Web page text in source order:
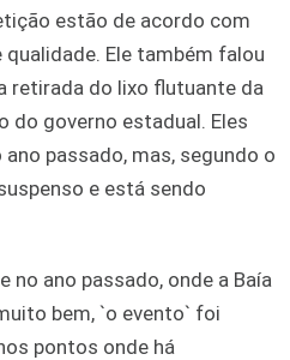
estão de acordo com
Ele também falou
retirada do lixo flutuante da
do governo estadual. Eles
passado, mas, segundo o
e está sendo
no ano passado, onde a Baía
bem, `o evento` foi
pontos onde há